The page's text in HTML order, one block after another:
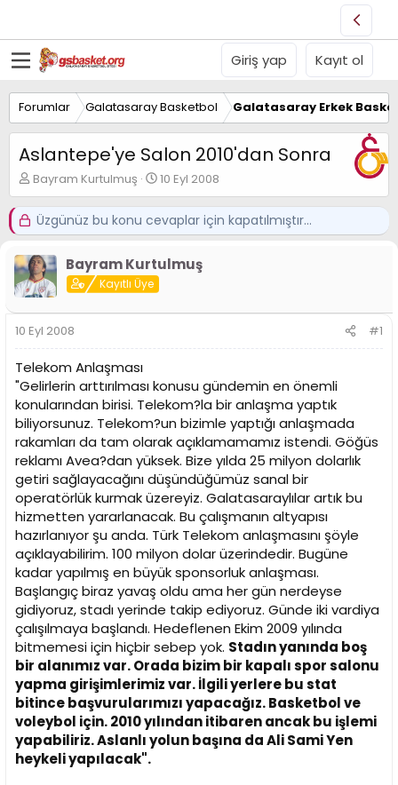
Giriş yap Kayıt ol
Forumlar Galatasaray Basketbol Galatasaray Erkek
Aslantepe'ye Salon 2010'dan Sonra
K
o
n
u
u
B
a
a
t
a
n
Bayram Kurtulmuş
B
a
ş
l
n
g
r
h
i
10 Eyl 2008
Üzgünüz bu konu cevaplar için kapatılmıştır...
Bayram Kurtulmuş
Kayıtlı Üye
10 Eyl 2008 #1
Telekom Anlaşması
"Gelirlerin arttırılması konusu gündemin en önemli
konularından birisi. Telekom?la bir anlaşma yaptık
biliyorsunuz. Telekom?un bizimle yaptığı anlaşmada
rakamları da tam olarak açıklamamamız istendi. Göğüs
reklamı Avea?dan yüksek. Bize yılda 25 milyon dolarlık
getiri sağlayacağını düşündüğümüz sanal bir
operatörlük kurmak üzereyiz. Galatasaraylılar artık bu
hizmetten yararlanacak. Bu çalışmanın altyapısı
hazırlanıyor şu anda. Türk Telekom anlaşmasını şöyle
açıklayabilirim. 100 milyon dolar üzerindedir. Bugüne
kadar yapılmış en büyük sponsorluk anlaşması.
Başlangıç biraz yavaş oldu ama her gün nerdeyse
gidiyoruz, stadı yerinde takip ediyoruz. Günde iki vardiya
çalışılmaya başlandı. Hedeflenen Ekim 2009 yılında
bitmemesi için hiçbir sebep yok. Stadın yanında boş
bir alanımız var. Orada bizim bir kapalı spor salonu
yapma girişimlerimiz var. İlgili yerlere bu stat
bitince başvurularımızı yapacağız. Basketbol ve
voleybol için. 2010 yılından itibaren ancak bu işlemi
yapabiliriz. Aslanlı yolun başına da Ali Sami Yen
heykeli yapılacak".